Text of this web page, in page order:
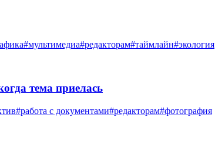
#мультимедиа#редакторам#таймлайн#экология
тема приелась
#работа с документами#редакторам#фотография